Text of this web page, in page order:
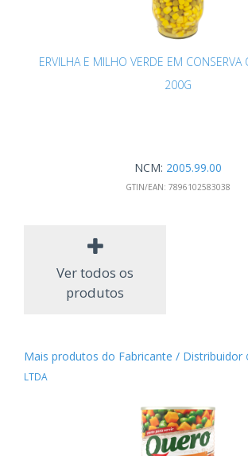
ERVILHA E MILHO VERDE EM CONSERVA
200G
NCM: 2005.99.00
GTIN/EAN: 7896102583038
Ver todos os
produtos
Mais produtos do Fabricante / Distribuidor
LTDA